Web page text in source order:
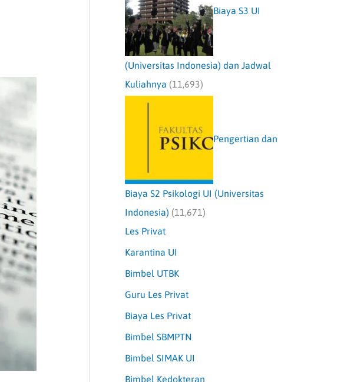
Biaya S3 UI
(Universitas Indonesia) dan Jadwal
Kuliahnya (11,693)
Pengertian dan
Biaya S2 Psikologi UI (Universitas
Indonesia) (11,671)
Les Privat
Karantina UI
Bimbel UTBK
Guru Les Privat
Biaya Les Privat
Bimbel SBMPTN
Bimbel SIMAK UI
Bimbel Kedokteran